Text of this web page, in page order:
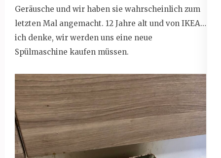
Geräusche und wir haben sie wahrscheinlich zum
letzten Mal angemacht. 12 Jahre alt und von IKEA…
ich denke, wir werden uns eine neue
Spülmaschine kaufen müssen.